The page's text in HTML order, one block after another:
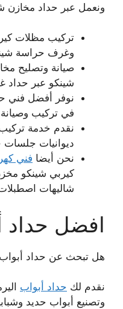
ونعمل عبر حداد مخازن
تركيب مظلات
وغرف حراسة
صيانة وتصليح
شينكو عبر حداد
نوفر أفضل فني
في تركيب
نقدم خدمة
ديوانيات جلسات
نحن أيضا فني
كيربي شينكو
شاليهات
افضل حداد
هل تبحث عن حداد
نقدم لك حداد أبواب
وتصنيع أبواب حديد